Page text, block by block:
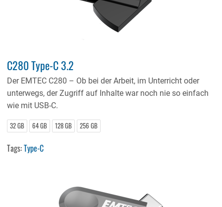
C280 Type-C 3.2
Der EMTEC C280 – Ob bei der Arbeit, im Unterricht oder
unterwegs, der Zugriff auf Inhalte war noch nie so einfach
wie mit USB-C.
32 GB 64 GB 128 GB 256 GB
Tags:Type-C